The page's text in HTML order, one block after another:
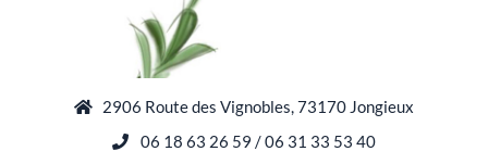
2906 Route des Vignobles, 73170 Jongieux
06 18 63 26 59 / 06 31 33 53 40